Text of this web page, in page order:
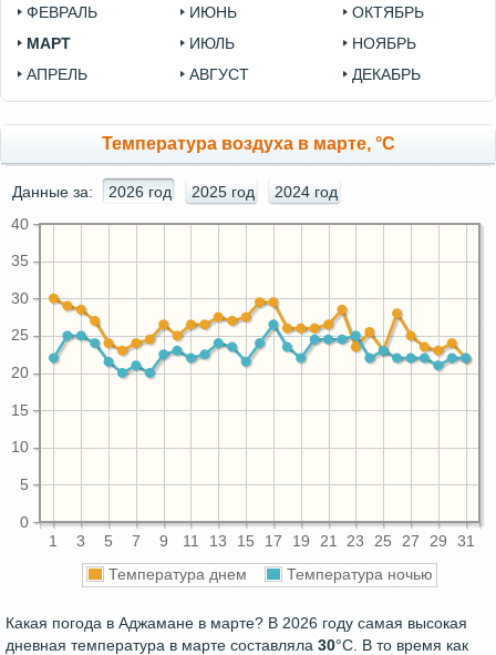
ФЕВРАЛЬ
МАРТ
АПРЕЛЬ
ИЮНЬ
ИЮЛЬ
АВГУСТ
ОКТЯБРЬ
НОЯБРЬ
ДЕКАБРЬ
Температура воздуха в марте, °C
Данные за: 2026 год 2025 год 2024 год
1 3 5 7 9 11 13 15 17 19 21 23 25 27 29 31
0
5
10
15
20
25
30
35
40
Температура днем Температура ночью
Какая погода в Аджамане в марте? В 2026 году самая высокая
дневная температура в марте составляла 30°С. В то время как